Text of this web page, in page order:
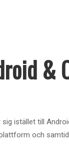
&
istället till
och